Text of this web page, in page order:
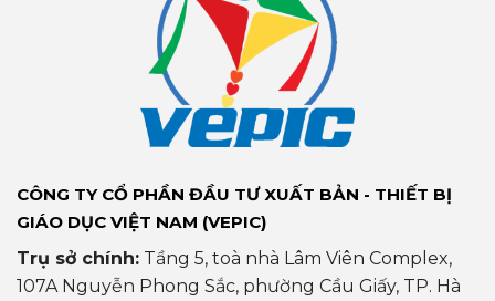
CÔNG TY CỔ PHẦN ĐẦU TƯ XUẤT BẢN - THIẾT BỊ
GIÁO DỤC VIỆT NAM (VEPIC)
Trụ sở chính: Tầng 5, toà nhà Lâm Viên Complex,
107A Nguyễn Phong Sắc, phường Cầu Giấy, TP. Hà